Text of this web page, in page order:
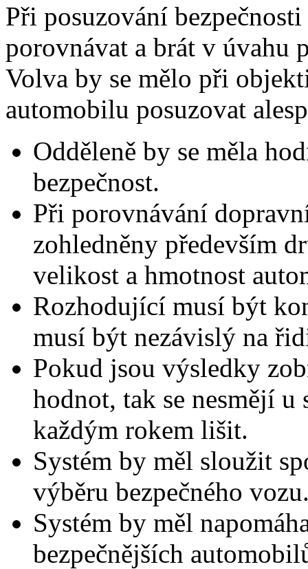
Při posuzování
porovnávat a brát v úvahu
Volva by se mělo při
automobilu posuzovat
Odděleně by se měla
bezpečnost.
Při porovnávání
zohledněny především
velikost a hmotnost
Rozhodující musí být
musí být nezávislý na
Pokud jsou výsledky
hodnot, tak se nesmějí
každým rokem lišit.
Systém by měl sloužit
výběru bezpečného
Systém by měl
bezpečnějších